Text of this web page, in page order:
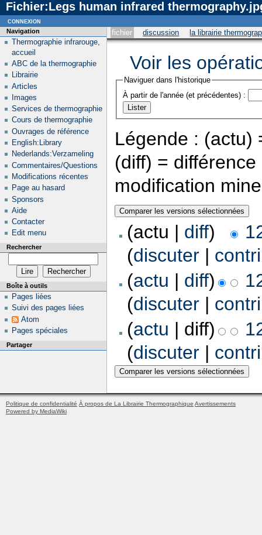
Fichier:Legs human infrared
fichier discussion la librairie
Voir les
Naviguer dans l'historique
À partir de l'année (et précédentes) :
Légende : (actu)
(diff) =
modification
(actu | diff)
(discuter|
(actu | diff)
(discuter|
(actu | diff)
(discuter|
Navigation
Thermographie infrarouge,
accueil
ABC de la thermographie
Librairie
Articles
Images
Services de thermographie
Cours de thermographie
Ouvrages de référence
English:Library
Nederlands:Verzameling
Commentaires/Questions
Modifications récentes
Page au hasard
Sponsors
Aide
Contacter
Edit menu
Rechercher
Boîte à outils
Pages liées
Suivi des pages liées
Atom
Pages spéciales
Partager
connexion
Politique de confidentialité À propos de La Librairie Thermographique Avertissements
Powered by MediaWiki